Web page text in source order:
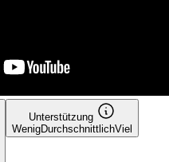
Unterstützung
WenigDurchschnittlichViel